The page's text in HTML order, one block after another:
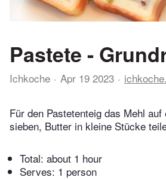
Pastete -
Ichkoche Apr 19 2023
Für den Pastetenteig das Mehl
sieben, Butter in kleine Stücke
Total: about 1 hour
Serves: 1 person